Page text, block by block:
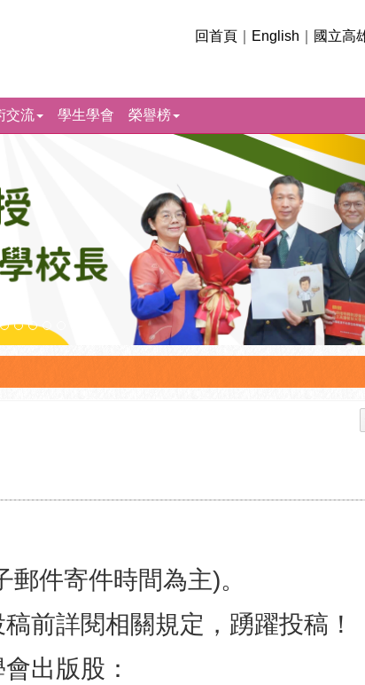
回首頁 English 國立高
交流 學生學會 榮譽榜
郵件寄件時間為主)。
前詳閱相關規定，踴躍投稿！
出版股：